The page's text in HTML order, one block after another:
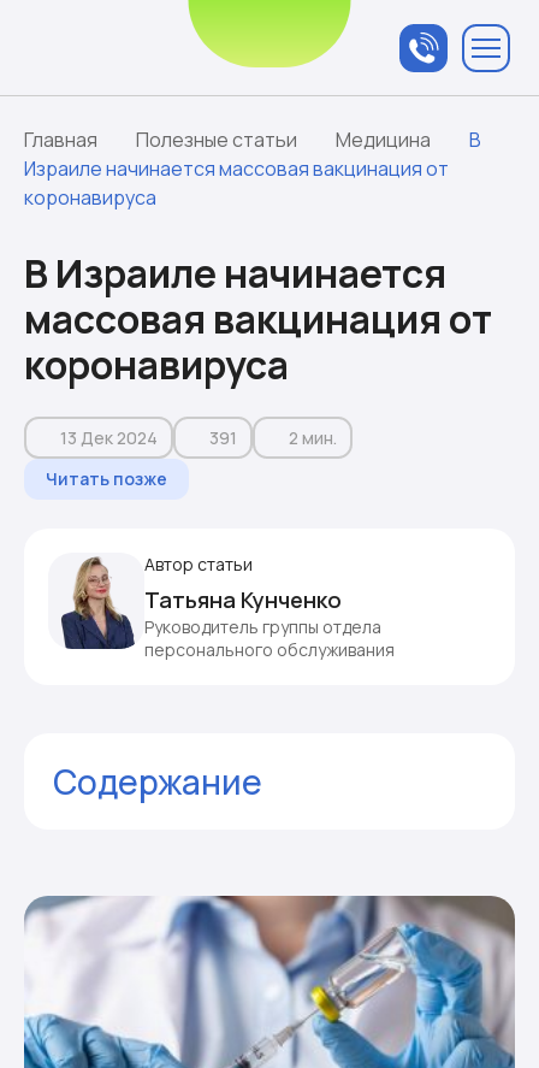
менеджером
Главная Полезные статьи Медицина
В
Израиле начинается массовая вакцинация от
коронавируса
В Израиле начинается
массовая вакцинация от
коронавируса
Читать позже
13 Дек 2024 391 2 мин.
Автор статьи
Татьяна Кунченко
Руководитель группы отдела
персонального обслуживания
Содержание